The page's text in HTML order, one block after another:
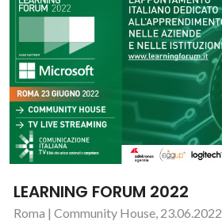
LEARNING FORUM 2022
Roma | Community House, 23.06.2022